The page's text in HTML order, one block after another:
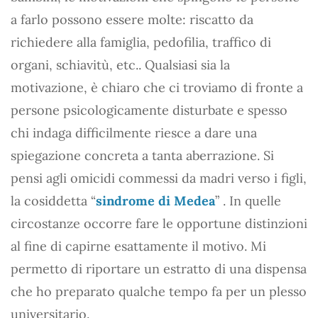
a farlo possono essere molte: riscatto da
richiedere alla famiglia, pedofilia, traffico di
organi, schiavitù, etc.. Qualsiasi sia la
motivazione, è chiaro che ci troviamo di fronte a
persone psicologicamente disturbate e spesso
chi indaga difficilmente riesce a dare una
spiegazione concreta a tanta aberrazione. Si
pensi agli omicidi commessi da madri verso i figli,
la cosiddetta “sindrome di Medea” . In quelle
circostanze occorre fare le opportune distinzioni
al fine di capirne esattamente il motivo. Mi
permetto di riportare un estratto di una dispensa
che ho preparato qualche tempo fa per un plesso
universitario.